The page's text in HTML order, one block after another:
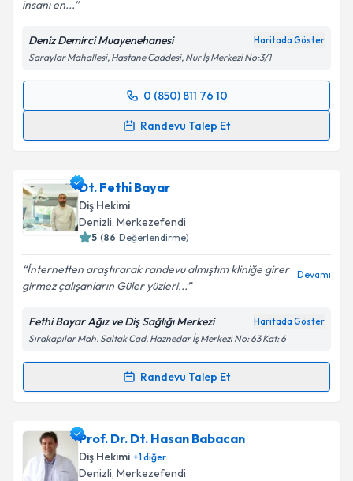
kapsamda işlenmesini kabul ediyorum.
Takvim Talebini Gönder
insanı en...
Deniz Demirci Muayenehanesi Haritada Göster
Saraylar Mahallesi, Hastane Caddesi, Nur İş Merkezi No:3/1
0 (850) 811 76 10
Randevu Talep Et
Randevu Takvimi Talebi
takvim hazırlandığında e-posta ile bilgilendireceğiz.
E-posta Adresiniz
Kişisel verilerimin işlenmesine ilişkin
kapsamda işlenmesini kabul ediyorum.
Takvim Talebini Gönder
Dt. Fethi Bayar
Diş Hekimi
Denizli, Merkezefendi
5 (86 Değerlendirme)
İnternetten araştırarak randevu almıştım kliniğe girer
girmez çalışanların Güler yüzleri...
Devamı
Fethi Bayar Ağız ve Diş Sağlığı Merkezi Haritada Göster
Sırakapılar Mah. Saltak Cad. Haznedar İş Merkezi No: 63 Kat: 6
Randevu Talep Et
Randevu Takvimi Talebi
Dt. Fethi Bayariçin randevu takvimi talebi oluşturun.
Size bu uzmandan randevu almanız için bir takvim
hazırlandığında e-posta ile bilgilendireceğiz.
Prof. Dr. Dt. Hasan Babacan
Diş Hekimi +1diğer
Denizli, Merkezefendi